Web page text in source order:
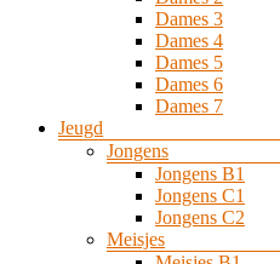
Dames 3
Dames 4
Dames 5
Dames 6
Dames 7
Jeugd
Jongens
Jongens B1
Jongens C1
Jongens C2
Meisjes